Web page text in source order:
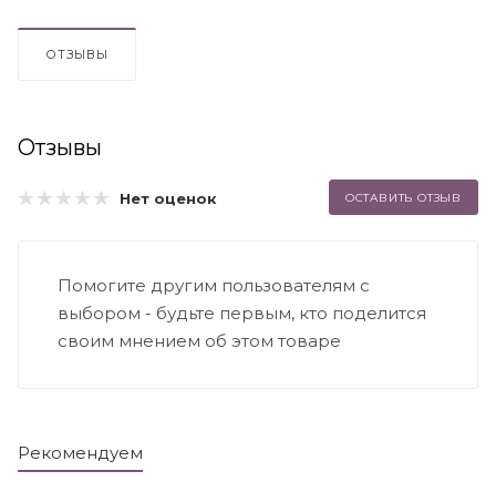
ОТЗЫВЫ
Отзывы
Нет оценок ОСТАВИТЬ ОТЗЫВ
Помогите другим пользователям с
выбором - будьте первым, кто поделится
своим мнением об этом товаре
Рекомендуем